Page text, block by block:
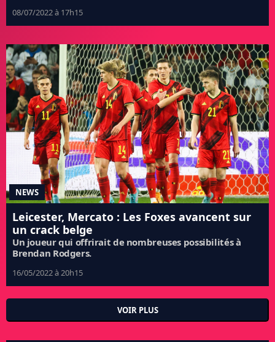
08/07/2022 à 17h15
NEWS
Leicester, Mercato : Les Foxes avancent sur
un crack belge
Un joueur qui offrirait de nombreuses possibilités à
Brendan Rodgers.
16/05/2022 à 20h15
VOIR PLUS